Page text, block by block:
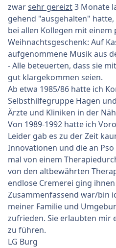
zwarsehr gereizt3 Monate
gehend "ausgehalten"
bei allen Kollegen mit einem
Weihnachtsgeschenk: Auf
aufgenommene Musik aus
- Alle beteuerten, dass sie
gut klargekommen seien.
Ab etwa 1985/86 hatte ich
Selbsthilfegruppe Hagen
Ärzte und Kliniken in der
Von 1989-1992 hatte ich
Leider gab es zu der Zeit
Innovationen und die an
mal von einem
von den altbewährten
endlose Cremerei ging
Zusammenfassend war/bin
meiner Familie und
zufrieden. Sie erlaubten mir
zu führen.
LG Burg